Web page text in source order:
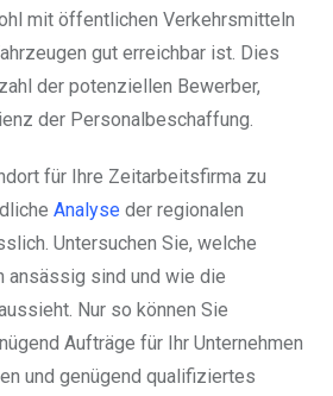
mit öffentlichen Verkehrsmitteln
gut erreichbar ist. Dies
der potenziellen Bewerber,
der Personalbeschaffung.
für Ihre Zeitarbeitsfirma zu
Analyse der regionalen
Untersuchen Sie, welche
ansässig sind und wie die
Nur so können Sie
Aufträge für Ihr Unternehmen
und genügend qualifiziertes